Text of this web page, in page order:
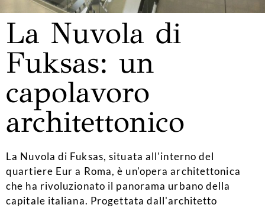
La Nuvola di
Fuksas: un
capolavoro
architettonico
La Nuvola di Fuksas, situata all'interno del
quartiere Eur a Roma, è un'opera architettonica
che ha rivoluzionato il panorama urbano della
capitale italiana. Progettata dall'architetto